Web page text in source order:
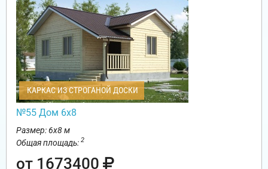
КАРКАС ИЗ СТРОГАНОЙ ДОСКИ
№55 Дом 6х8
Размер: 6х8 м
Общая площадь: 2
от 1673400